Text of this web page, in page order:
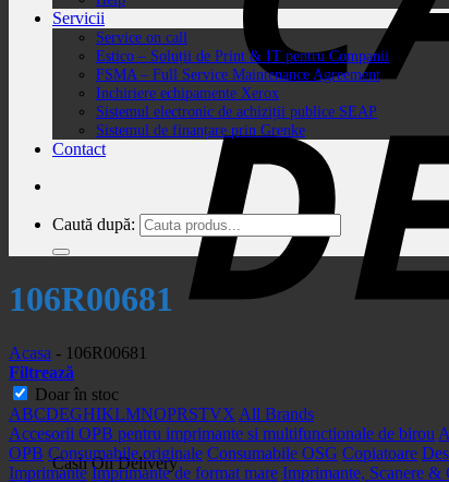
Cash On Delivery
Servicii
Service on call
Estico – Soluții de Print & IT pentru Companii
FSMA – Full Service Maintenance Agreement
Inchiriere echipamente Xerox
Sistemul electronic de achiziții publice SEAP
Sistemul de finanțare prin Grenke
Contact
Caută după:
106R00681
Acasa - 106R00681
Filtrează
Doar în stoc
ABCDEGHIKLMNOPRSTVX All Brands
Accesorii OPB pentru imprimante si multifunctionale de birou
OPB Consumabile originale Consumabile OSG Copiatoare
Imprimante Imprimante de format mare Imprimante, Scanere &